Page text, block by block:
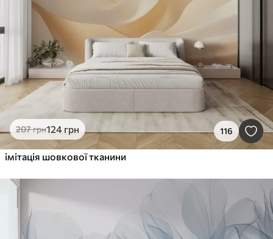
207грн124 грн 116
імітація шовкової тканини